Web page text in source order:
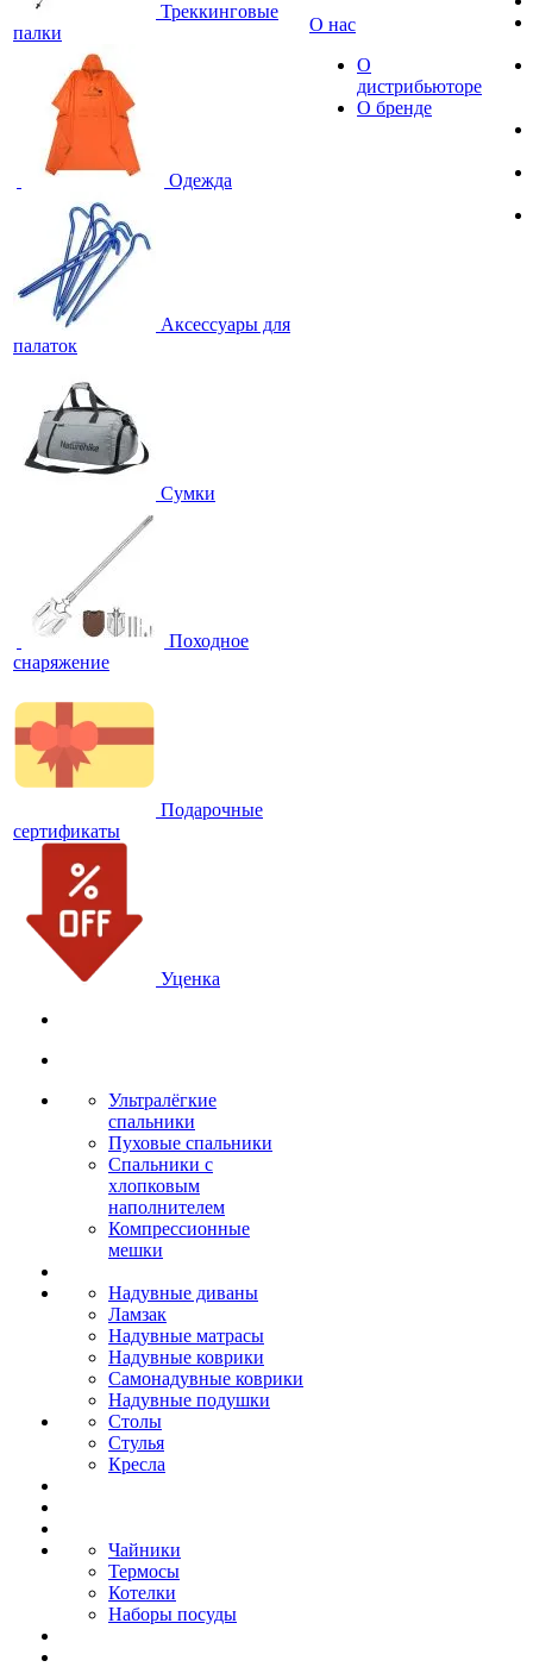
Треккинговые
палки
Одежда
Аксессуары для
палаток
Сумки
Походное
снаряжение
Подарочные
сертификаты
Уценка
Ультралёгкие
спальники
Пуховые спальники
Спальники с
хлопковым
наполнителем
Компрессионные
мешки
Надувные диваны
Ламзак
Надувные матрасы
Надувные коврики
Самонадувные коврики
Надувные подушки
Столы
Стулья
Кресла
Чайники
Термосы
Котелки
Наборы посуды
О нас
О
дистрибьюторе
О бренде